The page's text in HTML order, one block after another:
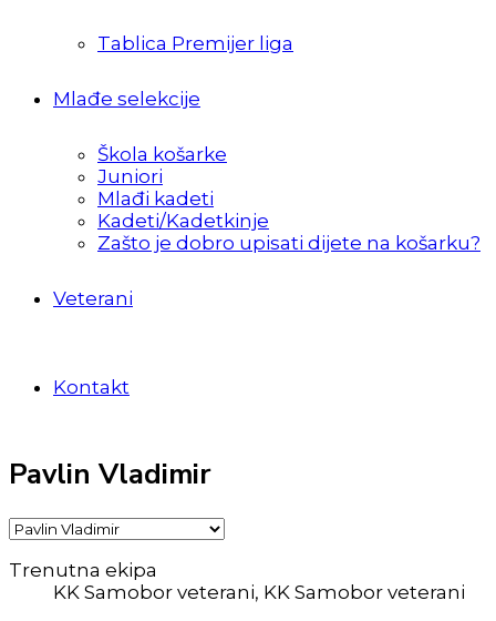
Tablica Premijer liga
Mlađe selekcije
Škola košarke
Juniori
Mlađi kadeti
Kadeti/Kadetkinje
Zašto je dobro upisati dijete na košarku?
Veterani
Kontakt
Pavlin Vladimir
Trenutna ekipa
KK Samobor veterani, KK Samobor veterani